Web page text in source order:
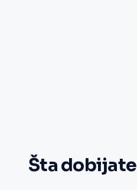
Šta dobijate